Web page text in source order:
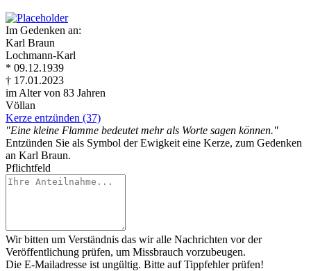
Im Gedenken an:
Karl Braun
Lochmann-Karl
* 09.12.1939
† 17.01.2023
im Alter von 83 Jahren
Völlan
Kerze entzünden (37)
"Eine kleine Flamme bedeutet mehr als Worte sagen können."
Entzünden Sie als Symbol der Ewigkeit eine Kerze, zum Gedenken
an Karl Braun.
Pflichtfeld
Wir bitten um Verständnis das wir alle Nachrichten vor der
Veröffentlichung prüfen, um Missbrauch vorzubeugen.
Die E-Mailadresse ist ungültig. Bitte auf Tippfehler prüfen!